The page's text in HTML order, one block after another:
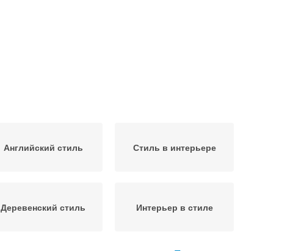
Английский стиль Стиль в интерьере
Деревенский стиль Интерьер в стиле